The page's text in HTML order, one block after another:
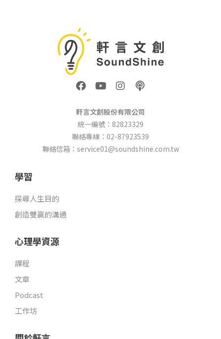
F
a
e
b
o
o
k
Y
o
t
u
b
e
I
n
t
a
g
r
a
P
o
c
a
s
t
軒言文創股份有限公司
統一編號：82823329
聯絡專線：02-87923539
聯絡信箱：service01@soundshine.com.tw
學習
探尋人生目的
創造雙贏的溝通
心理學資源
課程
文章
Podcast
工作坊